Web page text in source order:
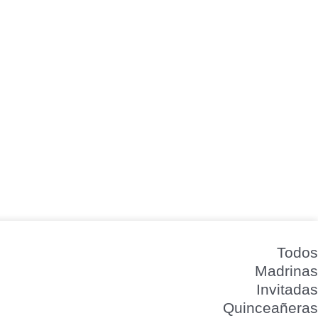
Todos
Madrinas
Invitadas
Quinceañeras